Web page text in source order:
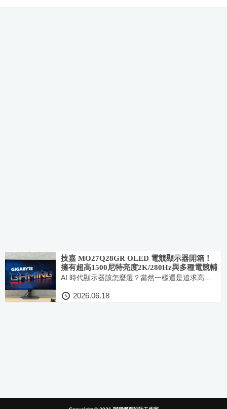
技嘉 MO27Q28GR OLED 電競顯示器開箱！
擁有超高1500尼特亮度2K/280Hz與多種電競輔
助功能！遊戲創作追劇都OK！
AI 時代顯示器該怎麼選？當然一樣還是追求高...
2026.06.18